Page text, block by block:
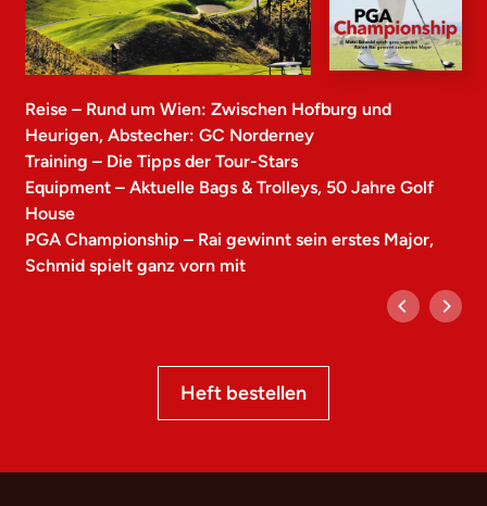
Reise – Rund um Wien: Zwischen Hofburg und
Heurigen, Abstecher: GC Norderney
Training – Die Tipps der Tour-Stars
Equipment – Aktuelle Bags & Trolleys, 50 Jahre Golf
House
PGA Championship – Rai gewinnt sein erstes Major,
Schmid spielt ganz vorn mit
Heft bestellen